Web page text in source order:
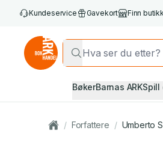
Kundeservice Gavekort Finn butikk
BøkerBarnas ARKSpill
/ Forfattere / Umberto